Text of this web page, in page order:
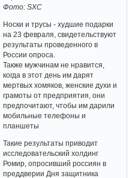
Фото: SXC
Носки и трусы - худшие подарки
на 23 февраля, свидетельствуют
результаты проведенного в
России опроса.
Также мужчинам не нравится,
когда в этот день им дарят
мертвых хомяков, женские духи и
грамоты от предприятия, они
предпочитают, чтобы им дарили
мобильные телефоны и
планшеты
Такие результаты приводит
исследовательский холдинг
Ромир, опросивший россиян в
преддверии Дня защитника